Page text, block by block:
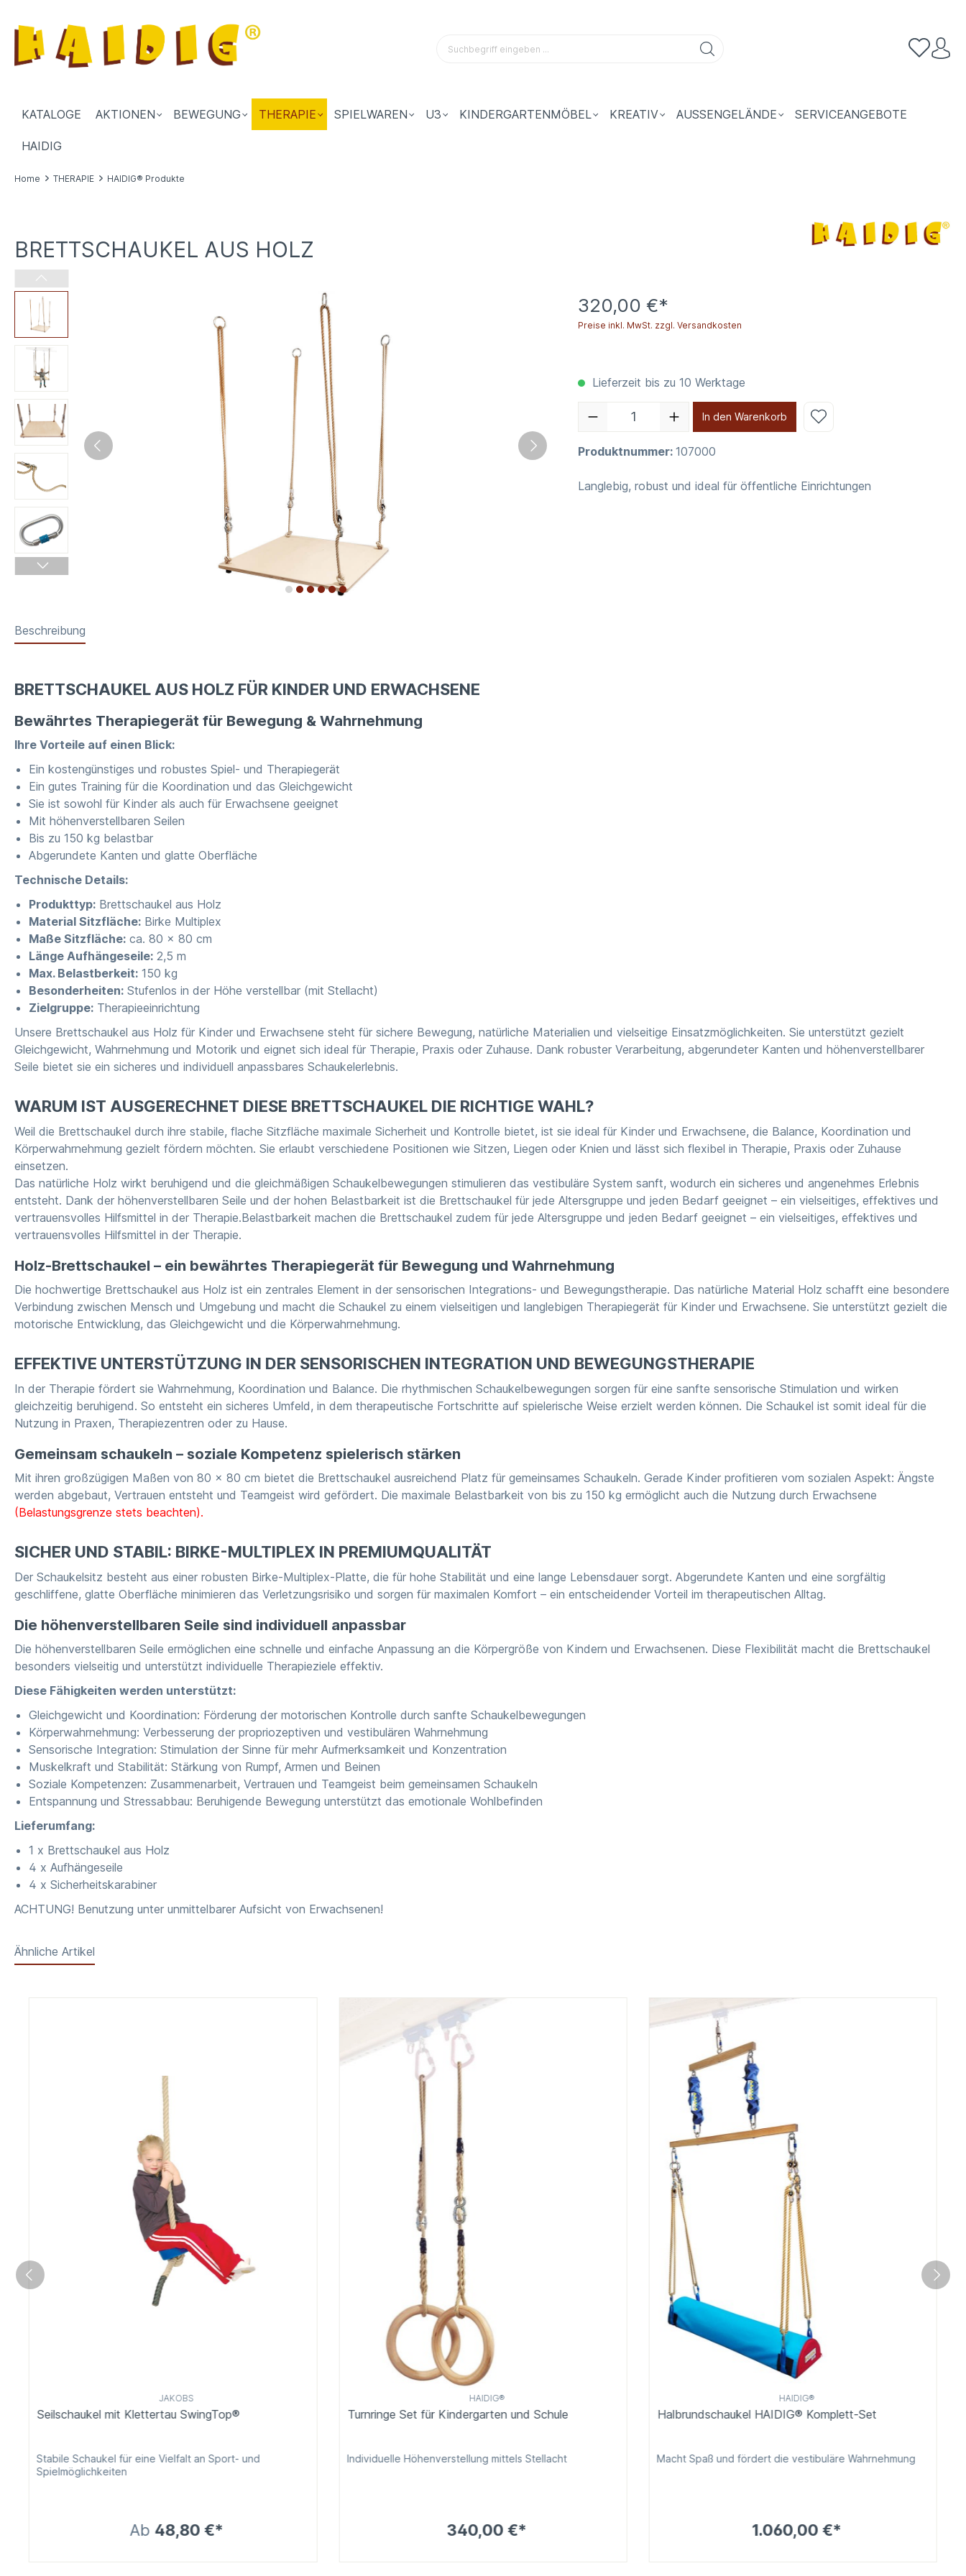
KATALOGE AKTIONEN BEWEGUNG THERAPIE SPIELWAREN U3 KINDERGARTENMÖBEL KREATIV AUSSENGELÄNDE SERVICEANGEBOTE
HAIDIG
Home THERAPIE HAIDIG® Produkte
BRETTSCHAUKEL AUS HOLZ
320,00 €*
Preise inkl. MwSt. zzgl. Versandkosten
Lieferzeit bis zu 10 Werktage
In den Warenkorb
Produktnummer: 107000
Langlebig, robust und ideal für öffentliche Einrichtungen
Beschreibung
BRETTSCHAUKEL AUS HOLZ FÜR KINDER UND ERWACHSENE
Bewährtes Therapiegerät für Bewegung & Wahrnehmung
Ihre Vorteile auf einen Blick:
Ein kostengünstiges und robustes Spiel- und Therapiegerät
Ein gutes Training für die Koordination und das Gleichgewicht
Sie ist sowohl für Kinder als auch für Erwachsene geeignet
Mit höhenverstellbaren Seilen
Bis zu 150 kg belastbar
Abgerundete Kanten und glatte Oberfläche
Technische Details:
Produkttyp: Brettschaukel aus Holz
Material Sitzfläche: Birke Multiplex
Maße Sitzfläche: ca. 80 x 80 cm
Länge Aufhängeseile: 2,5 m
Max. Belastberkeit: 150 kg
Besonderheiten: Stufenlos in der Höhe verstellbar (mit Stellacht)
Zielgruppe: Therapieeinrichtung
Unsere Brettschaukel aus Holz für Kinder und Erwachsene steht für sichere Bewegung, natürliche Materialien und vielseitige Einsatzmöglichkeiten. Sie unterstützt gezielt
Gleichgewicht, Wahrnehmung und Motorik und eignet sich ideal für Therapie, Praxis oder Zuhause. Dank robuster Verarbeitung, abgerundeter Kanten und höhenverstellbarer
Seile bietet sie ein sicheres und individuell anpassbares Schaukelerlebnis.
WARUM IST AUSGERECHNET DIESE BRETTSCHAUKEL DIE RICHTIGE WAHL?
Weil die Brettschaukel durch ihre stabile, flache Sitzfläche maximale Sicherheit und Kontrolle bietet, ist sie ideal für Kinder und Erwachsene, die Balance, Koordination und
Körperwahrnehmung gezielt fördern möchten. Sie erlaubt verschiedene Positionen wie Sitzen, Liegen oder Knien und lässt sich flexibel in Therapie, Praxis oder Zuhause
einsetzen.
Das natürliche Holz wirkt beruhigend und die gleichmäßigen Schaukelbewegungen stimulieren das vestibuläre System sanft, wodurch ein sicheres und angenehmes Erlebnis
entsteht. Dank der höhenverstellbaren Seile und der hohen Belastbarkeit ist die Brettschaukel für jede Altersgruppe und jeden Bedarf geeignet – ein vielseitiges, effektives und
vertrauensvolles Hilfsmittel in der Therapie.Belastbarkeit machen die Brettschaukel zudem für jede Altersgruppe und jeden Bedarf geeignet – ein vielseitiges, effektives und
vertrauensvolles Hilfsmittel in der Therapie.
Holz-Brettschaukel – ein bewährtes Therapiegerät für Bewegung und Wahrnehmung
Die hochwertige Brettschaukel aus Holz ist ein zentrales Element in der sensorischen Integrations- und Bewegungstherapie. Das natürliche Material Holz schafft eine besondere
Verbindung zwischen Mensch und Umgebung und macht die Schaukel zu einem vielseitigen und langlebigen Therapiegerät für Kinder und Erwachsene. Sie unterstützt gezielt die
motorische Entwicklung, das Gleichgewicht und die Körperwahrnehmung.
EFFEKTIVE UNTERSTÜTZUNG IN DER SENSORISCHEN INTEGRATION UND BEWEGUNGSTHERAPIE
In der Therapie fördert sie Wahrnehmung, Koordination und Balance. Die rhythmischen Schaukelbewegungen sorgen für eine sanfte sensorische Stimulation und wirken
gleichzeitig beruhigend. So entsteht ein sicheres Umfeld, in dem therapeutische Fortschritte auf spielerische Weise erzielt werden können. Die Schaukel ist somit ideal für die
Nutzung in Praxen, Therapiezentren oder zu Hause.
Gemeinsam schaukeln – soziale Kompetenz spielerisch stärken
Mit ihren großzügigen Maßen von 80 × 80 cm bietet die Brettschaukel ausreichend Platz für gemeinsames Schaukeln. Gerade Kinder profitieren vom sozialen Aspekt: Ängste
werden abgebaut, Vertrauen entsteht und Teamgeist wird gefördert. Die maximale Belastbarkeit von bis zu 150 kg ermöglicht auch die Nutzung durch Erwachsene
(Belastungsgrenze stets beachten).
SICHER UND STABIL: BIRKE-MULTIPLEX IN PREMIUMQUALITÄT
Der Schaukelsitz besteht aus einer robusten Birke-Multiplex-Platte, die für hohe Stabilität und eine lange Lebensdauer sorgt. Abgerundete Kanten und eine sorgfältig
geschliffene, glatte Oberfläche minimieren das Verletzungsrisiko und sorgen für maximalen Komfort – ein entscheidender Vorteil im therapeutischen Alltag.
Die höhenverstellbaren Seile sind individuell anpassbar
Die höhenverstellbaren Seile ermöglichen eine schnelle und einfache Anpassung an die Körpergröße von Kindern und Erwachsenen. Diese Flexibilität macht die Brettschaukel
besonders vielseitig und unterstützt individuelle Therapieziele effektiv.
Diese Fähigkeiten werden unterstützt:
Gleichgewicht und Koordination: Förderung der motorischen Kontrolle durch sanfte Schaukelbewegungen
Körperwahrnehmung: Verbesserung der propriozeptiven und vestibulären Wahrnehmung
Sensorische Integration: Stimulation der Sinne für mehr Aufmerksamkeit und Konzentration
Muskelkraft und Stabilität: Stärkung von Rumpf, Armen und Beinen
Soziale Kompetenzen: Zusammenarbeit, Vertrauen und Teamgeist beim gemeinsamen Schaukeln
Entspannung und Stressabbau: Beruhigende Bewegung unterstützt das emotionale Wohlbefinden
Lieferumfang:
1 x Brettschaukel aus Holz
4 x Aufhängeseile
4 x Sicherheitskarabiner
ACHTUNG! Benutzung unter unmittelbarer Aufsicht von Erwachsenen!
Ähnliche Artikel
JAKOBS
Seilschaukel mit Klettertau SwingTop®
Stabile Schaukel für eine Vielfalt an Sport- und
Spielmöglichkeiten
Ab 48,80 €*
HAIDIG®
Turnringe Set für Kindergarten und Schule
Individuelle Höhenverstellung mittels Stellacht
340,00 €*
HAIDIG®
Halbrundschaukel HAIDIG® Komplett-Set
Macht Spaß und fördert die vestibuläre Wahrnehmung
1.060,00 €*